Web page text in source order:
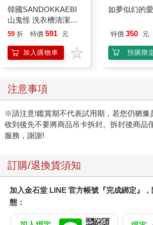
韓國SANDOKKAEBI
山鬼怪 洗衣槽清潔劑
450公克-10包組
59 折 特價 591 元
加入購物車
如夢似幻的
特價 350 元
預購限
注意事項
※請注意!鑑賞期不代表試用期，若您仍猶豫
收到後先不要將商品吊卡拆封。拆封後商品
服務，謝謝!
訂購/退換貨須知
加入金石堂 LINE 官方帳號『完成綁定』
態：